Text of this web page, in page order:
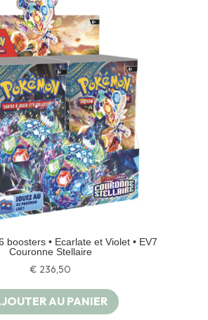
boosters • Ecarlate et Violet • EV7
Couronne Stellaire
€ 236,50
AU PANIER